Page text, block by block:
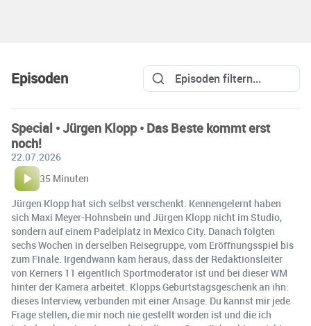
Episoden
Special • Jürgen Klopp • Das Beste kommt erst
noch!
22.07.2026
35 Minuten
Jürgen Klopp hat sich selbst verschenkt. Kennengelernt haben
sich Maxi Meyer-Hohnsbein und Jürgen Klopp nicht im Studio,
sondern auf einem Padelplatz in Mexico City. Danach folgten
sechs Wochen in derselben Reisegruppe, vom Eröffnungsspiel bis
zum Finale. Irgendwann kam heraus, dass der Redaktionsleiter
von Kerners 11 eigentlich Sportmoderator ist und bei dieser WM
hinter der Kamera arbeitet. Klopps Geburtstagsgeschenk an ihn:
dieses Interview, verbunden mit einer Ansage. Du kannst mir jede
Frage stellen, die mir noch nie gestellt worden ist und die ich